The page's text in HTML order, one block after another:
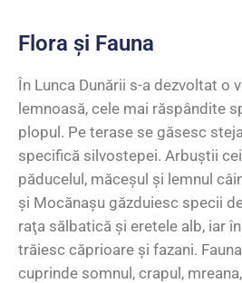
Flora și Fauna
În Lunca Dunării s-a dezvoltat o
lemnoasă, cele mai răspândite
plopul. Pe terase se găsesc
specifică silvostepei. Arbuştii
păducelul, măceşul şi lemnul
şi Mocănaşu găzduiesc specii
raţa sălbatică şi eretele alb, iar
trăiesc căprioare şi fazani.
cuprinde somnul, crapul,